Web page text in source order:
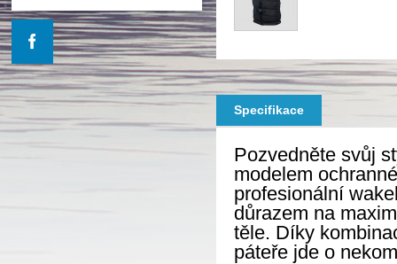
Specifikace
Pozvedněte svůj
modelem
profesionální
důrazem na
těle. Díky
páteře jde o